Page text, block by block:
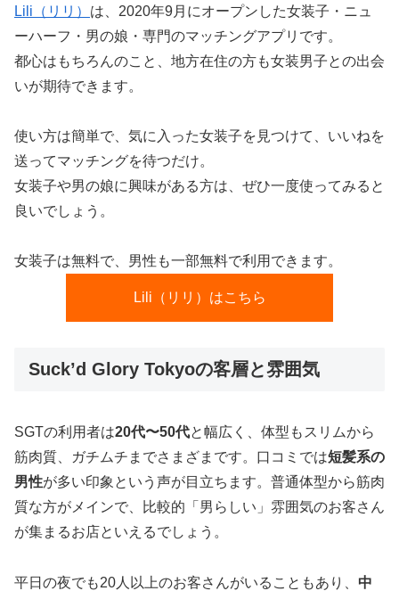
Lili（リリ） は、2020年9月にオープンした女装子・ニュ
ーハーフ・男の娘・専門のマッチングアプリです。
都心はもちろんのこと、地方在住の方も女装男子との出会
いが期待できます。
使い方は簡単で、気に入った女装子を見つけて、いいねを
送ってマッチングを待つだけ。
女装子や男の娘に興味がある方は、ぜひ一度使ってみると
良いでしょう。
女装子は無料で、男性も一部無料で利用できます。
Lili（リリ）はこちら
Suck’d Glory Tokyoの客層と雰囲気
SGTの利用者は20代〜50代と幅広く、体型もスリムから
筋肉質、ガチムチまでさまざまです。口コミでは短髪系の
男性が多い印象という声が目立ちます。普通体型から筋肉
質な方がメインで、比較的「男らしい」雰囲気のお客さん
が集まるお店といえるでしょう。
平日の夜でも20人以上のお客さんがいることもあり、 中